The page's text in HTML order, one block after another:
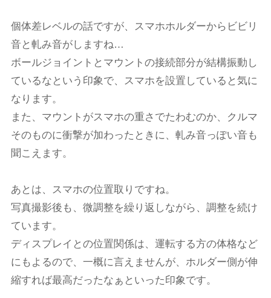
個体差レベルの話ですが、スマホホルダーからビビリ
音と軋み音がしますね…
ボールジョイントとマウントの接続部分が結構振動し
ているなという印象で、スマホを設置していると気に
なります。
また、マウントがスマホの重さでたわむのか、クルマ
そのものに衝撃が加わったときに、軋み音っぽい音も
聞こえます。
あとは、スマホの位置取りですね。
写真撮影後も、微調整を繰り返しながら、調整を続け
ています。
ディスプレイとの位置関係は、運転する方の体格など
にもよるので、一概に言えませんが、ホルダー側が伸
縮すれば最高だったなぁといった印象です。